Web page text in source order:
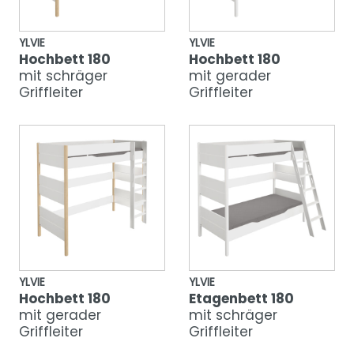
YLVIE
Hochbett 180
mit schräger
Griffleiter
YLVIE
Hochbett 180
mit gerader
Griffleiter
YLVIE
Hochbett 180
mit gerader
Griffleiter
YLVIE
Etagenbett 180
mit schräger
Griffleiter